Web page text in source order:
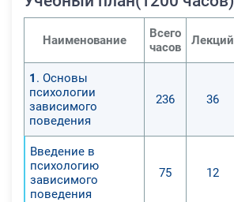
Наименование
Всего
часов
Лекций
1 . Основы
психологии
зависимого
поведения
236 36
Введение в
психологию
зависимого
поведения
75 12